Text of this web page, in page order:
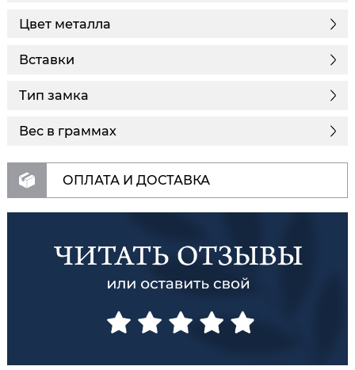
Цвет металла
Вставки
Тип замка
Вес в граммах
ОПЛАТА И ДОСТАВКА